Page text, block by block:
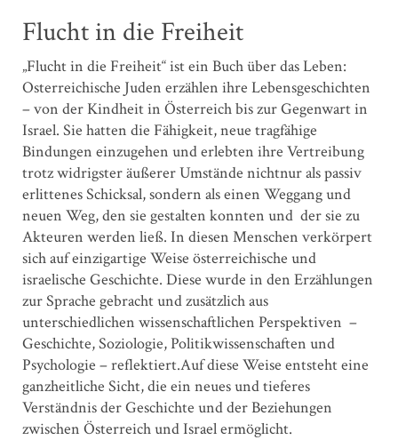
Flucht in die Freiheit
„Flucht in die Freiheit“ ist ein Buch über das Leben:
Osterreichische Juden erzählen ihre Lebensgeschichten
– von der Kindheit in Österreich bis zur Gegenwart in
Israel. Sie hatten die Fähigkeit, neue tragfähige
Bindungen einzugehen und erlebten ihre Vertreibung
trotz widrigster äußerer Umstände nichtnur als passiv
erlittenes Schicksal, sondern als einen Weggang und
neuen Weg, den sie gestalten konnten und der sie zu
Akteuren werden ließ. In diesen Menschen verkörpert
sich auf einzigartige Weise österreichische und
israelische Geschichte. Diese wurde in den Erzählungen
zur Sprache gebracht und zusätzlich aus
unterschiedlichen wissenschaftlichen Perspektiven –
Geschichte, Soziologie, Politikwissenschaften und
Psychologie – reflektiert.Auf diese Weise entsteht eine
ganzheitliche Sicht, die ein neues und tieferes
Verständnis der Geschichte und der Beziehungen
zwischen Österreich und Israel ermöglicht.